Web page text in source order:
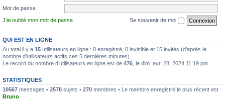
Mot de passe :
J’ai oublié mon mot de passe
Se souvenir de moi
QUI EST EN LIGNE
Au total il y a 15 utilisateurs en ligne : 0 enregistré, 0 invisible et 15 invités (d’après le
nombre d’utilisateurs actifs ces 5 dernières minutes)
Le record du nombre d’utilisateurs en ligne est de 476 , le dim. avr. 28, 2024 11:19 pm
STATISTIQUES
10567 messages • 2578 sujets • 270 membres • Le membre enregistré le plus récent est
Bruno